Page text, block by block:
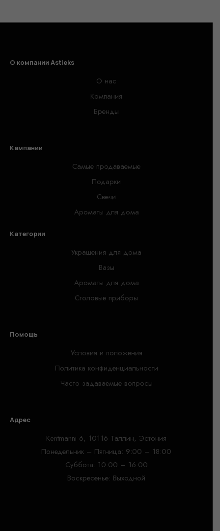
О компании Astieks
О нас
Компания
Бренды
Кампании
Самые продаваемые
Подарки
Свечи
Ароматы для дома
Категории
Украшения для дома
Вазы
Ароматы для дома
Столовые приборы
Помощь
Условия и положения
Политика конфиденциальности
Часто задаваемые вопросы
Адрес
Kentmanni 6, 10116 Таллин, Эстония
Понедельник – Пятница: 9:00 – 18:00
Суббота: 10:00 – 16:00
Воскресенье: Выходной